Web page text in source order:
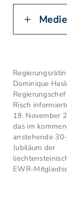
Regierungsrätin
Dominique
Risch
19. November
das im
anstehende
Jubiläum der
EWR-